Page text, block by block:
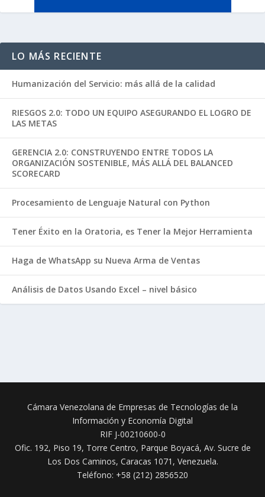
LO MÁS RECIENTE
Humanización del Servicio: más allá de la calidad
RIESGOS 2.0: TODO UN EQUIPO ASEGURANDO EL LOGRO DE
LAS METAS
GERENCIA 2.0: CONSTRUYENDO ENTRE TODOS LA
ORGANIZACIÓN SOSTENIBLE, MÁS ALLÁ DEL BALANCED
SCORECARD
Procesamiento de Lenguaje Natural con Python
Tener Éxito en la Oratoria, es Tener la Mejor Herramienta
Haga de WhatsApp su Nueva Arma de Ventas
Análisis de Datos Usando Excel – nivel básico
Cámara Venezolana de Empresas de Tecnologías de la
Información y Economía Digital
RIF J-00210600-0
Ofic. 192, Piso 19, Torre Centro, Parque Boyacá, Av. Sucre de
Los Dos Caminos, Caracas 1071, Venezuela.
Teléfono: +58 (212) 2856520